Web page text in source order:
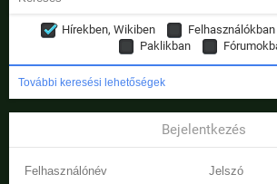
Hírekben, Wikiben Felhasználókban
Paklikban
További keresési lehetőségek
Bejelentkezés